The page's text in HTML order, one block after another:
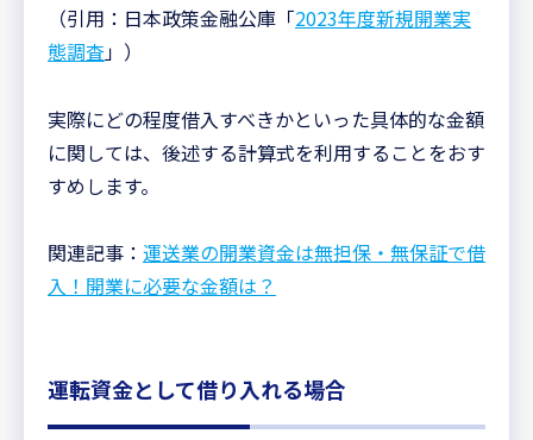
（引用：日本政策金融公庫「2023年度新規開業実
態調査」）
実際にどの程度借入すべきかといった具体的な金額
に関しては、後述する計算式を利用することをおす
すめします。
関連記事： 運送業の開業資金は無担保・無保証で借
入！開業に必要な金額は？
運転資金として借り入れる場合